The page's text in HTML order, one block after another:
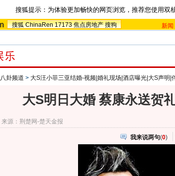
搜狐提示：为体验更加畅快的网页浏览，推荐您使用双
搜狐 ChinaRen 17173 焦点房地产 搜狗 新闻
八卦频道 > 大S汪小菲三亚结婚-视频|婚礼现场|酒店曝光|大S声明|
大S明日大婚 蔡康永送贺
来源：荆楚网-楚天金报
我来说两句(0)